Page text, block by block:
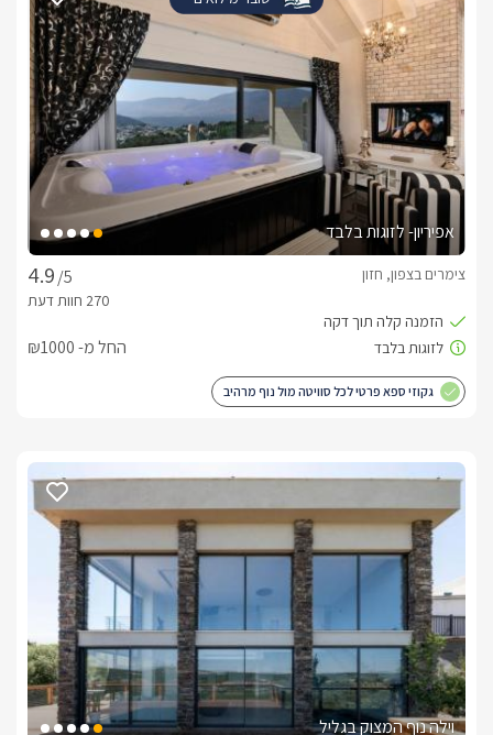
אפיריון- לזוגות בלבד
/5
צימרים בצפון, חזון
החל מ- ₪1000
גקוזי ספא פרטי לכל סוויטה מול נוף מרהיב
וילה נוף המצוק בגליל